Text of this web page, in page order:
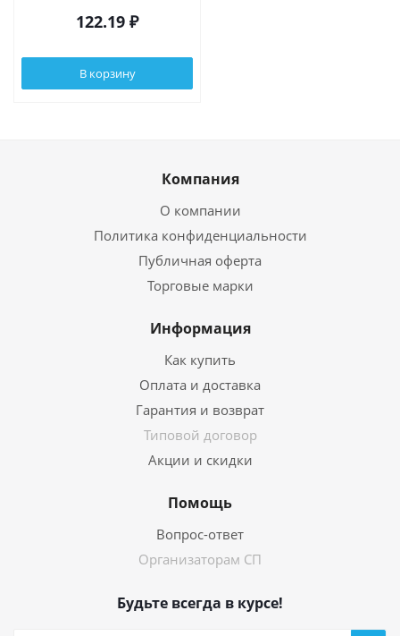
122.19 ₽
В корзину
Компания
О компании
Политика конфиденциальности
Публичная оферта
Торговые марки
Информация
Как купить
Оплата и доставка
Гарантия и возврат
Типовой договор
Акции и скидки
Помощь
Вопрос-ответ
Организаторам СП
Будьте всегда в курсе!